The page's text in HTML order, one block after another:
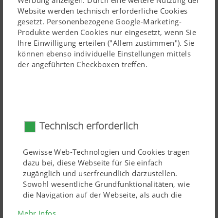
Website werden technisch erforderliche Cookies
gesetzt. Personenbezogene Google-Marketing-
Produkte werden Cookies nur eingesetzt, wenn Sie
Ihre Einwilligung erteilen ("Allem zustimmen"). Sie
können ebenso individuelle Einstellungen mittels
der angeführten Checkboxen treffen.
Technisch erforderlich
Gewisse Web-Technologien und Cookies tragen
dazu bei, diese Webseite für Sie einfach
zugänglich und userfreundlich darzustellen.
Sowohl wesentliche Grundfunktionalitäten, wie
die Navigation auf der Webseite, als auch die
Abfrage Ihrer Zustimmung sind damit gemeint.
Mehr Infos
Antrieb und ist Garantie für lange Lebensdauer.
Der BOSS 2000 ALPIN kann wahlweise mit 6 oder
16 Messern ausgestattet werden. Die Führung des
Futters durch eine Doppelzinke je Messer sorgt für eine
hohe Schnittqualität.
Ein exakt gleichmäßiger Schnitt ist die Grundlage für eine
Futteraufnahme der Tiere, die Einsparung von Kraftfutter
und sorgt für eine höhere Milchleistung.
Beim BOSS 2000 ALPIN werden die Futterpakete durch
die Kurvenbahnsteuerung der Pick-up schonend an die
Förderschwingen übergeben. Das Futter wird von den